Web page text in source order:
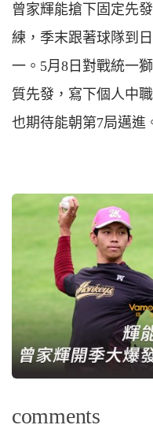
曾家輝能搶下固定先
練，季末跟著球隊到
一。5月8日對戰統一
質先發，寫下個人中
也期待能朝第7局邁進
comments